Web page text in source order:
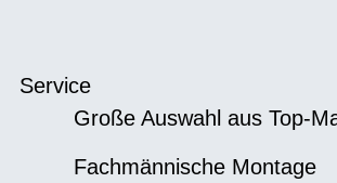
Service
Große Auswahl aus Top-
Fachmännische Montage